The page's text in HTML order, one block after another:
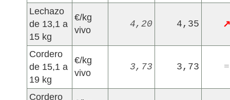
Lechazo
de 13,1 a
15 kg
€/kg
vivo
4,20 4,35 ↗
Cordero
de 15,1 a
19 kg
€/kg
vivo
3,73 3,73 =
Cordero